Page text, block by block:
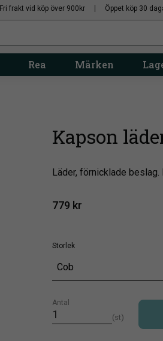
Fri frakt vid köp över 900kr Öppet köp 30
Rea Märken
Kapson
Läder, förnicklade
779 kr
Storlek
Cob
Antal
st